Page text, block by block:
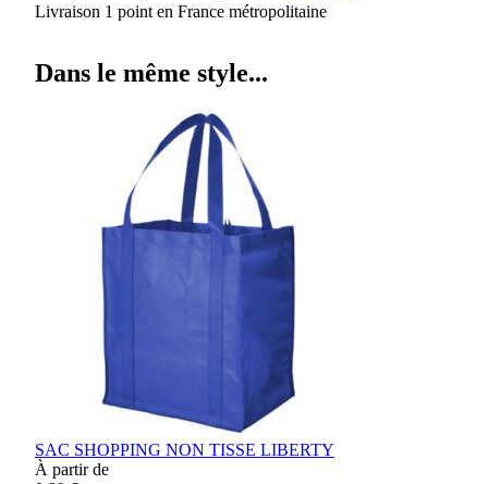
Livraison 1 point en France métropolitaine
Dans le même style...
SAC SHOPPING NON TISSE LIBERTY
À partir de